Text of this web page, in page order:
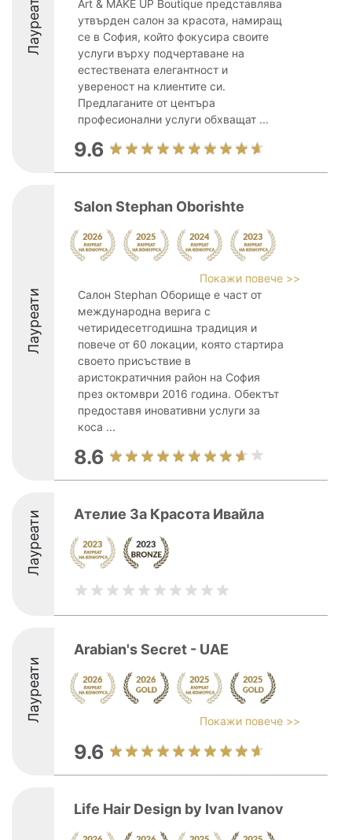
Лауреати
Art & MAKE UP Boutique представлява
утвърден салон за красота, намиращ
се в София, който фокусира своите
услуги върху подчертаване на
естествената елегантност и
увереност на клиентите си.
Предлаганите от центъра
професионални услуги обхващат ...
9.6
Лауреати
Salon Stephan Oborishte
Покажи повече >>
Салон Stephan Оборище е част от
международна верига с
четиридесетгодишна традиция и
повече от 60 локации, която стартира
своето присъствие в
аристократичния район на София
през октомври 2016 година. Обектът
предоставя иновативни услуги за
коса ...
8.6
Лауреати Ателие За Красота Ивайла
Лауреати
Arabian's Secret - UAE
Покажи повече >>
9.6
Life Hair Design by Ivan Ivanov